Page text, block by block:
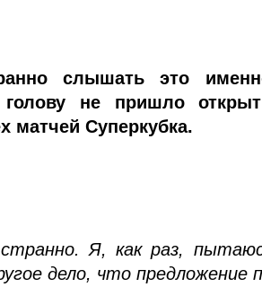
слышать это
не пришло
матчей Суперкубка.
Я, как раз,
дело, что предложение